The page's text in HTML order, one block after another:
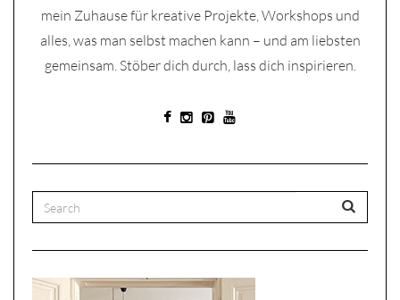
mein Zuhause für kreative Projekte, Workshops und
alles, was man selbst machen kann – und am liebsten
gemeinsam. Stöber dich durch, lass dich inspirieren.